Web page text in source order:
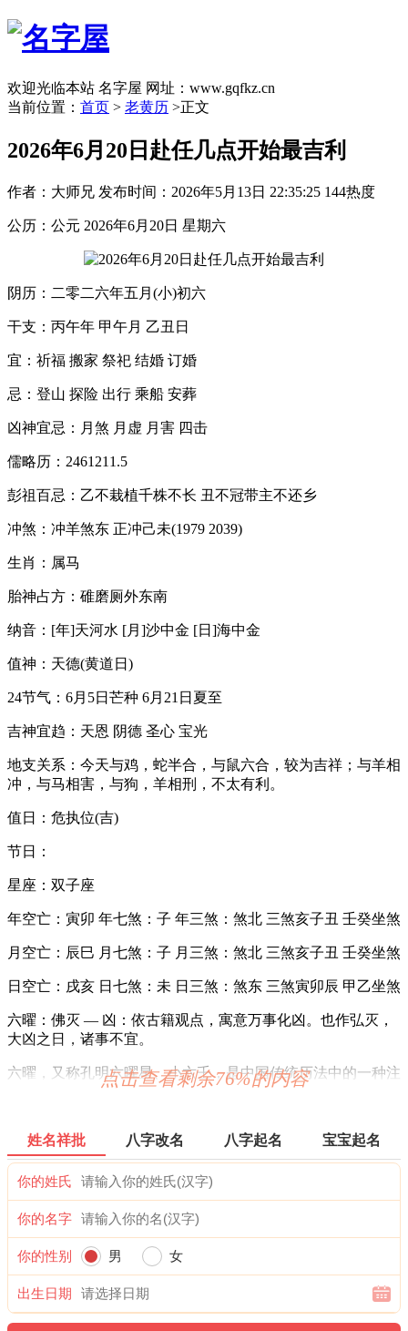
欢迎光临本站 名字屋 网址：www.gqfkz.cn
当前位置： 首页 > 老黄历 >正文
2026年6月20日赴任几点开始最吉利
作者：大师兄 发布时间：2026年5月13日 22:35:25 144热度
公历：公元 2026年6月20日 星期六
阴历：二零二六年五月(小)初六
干支：丙午年 甲午月 乙丑日
宜：祈福 搬家 祭祀 结婚 订婚
忌：登山 探险 出行 乘船 安葬
凶神宜忌：月煞 月虚 月害 四击
儒略历：2461211.5
彭祖百忌：乙不栽植千株不长 丑不冠带主不还乡
冲煞：冲羊煞东 正冲己未(1979 2039)
生肖：属马
胎神占方：碓磨厕外东南
纳音：[年]天河水 [月]沙中金 [日]海中金
值神：天德(黄道日)
24节气：6月5日芒种 6月21日夏至
吉神宜趋：天恩 阴德 圣心 宝光
地支关系：今天与鸡，蛇半合，与鼠六合，较为吉祥；与羊相
冲，与马相害，与狗，羊相刑，不太有利。
值日：危执位(吉)
节日：
星座：双子座
年空亡：寅卯 年七煞：子 年三煞：煞北 三煞亥子丑 壬癸坐煞
月空亡：辰巳 月七煞：子 月三煞：煞北 三煞亥子丑 壬癸坐煞
日空亡：戌亥 日七煞：未 日三煞：煞东 三煞寅卯辰 甲乙坐煞
六曜：佛灭 — 凶：依古籍观点，寓意万事化凶。也作弘灭，
大凶之日，诸事不宜。
六曜，又称孔明六曜星、小六壬，是中国传统历法中的一种注
文。后来传至日本，并于当地流行，而在中国影响日渐式微。
点，此日万事皆凶。此为对“危”字的误解所致，危，本
为“高”意，高则有险，故有“危险”之说。然而，“高”乃出人头
地、出类拔萃也，故为黄道之日。
诗云：
危日登高及行船，尤恐险惊多不安；修造支柱宜行细，伤着人
结婚联姻用之吉，子孙后代有余钱；安床作灶亦可用，不可动
土与开山。
点击查看剩余76%的内容
姓名祥批 八字改名 八字起名 宝宝起名
你的姓氏
你的名字
你的性别 男 女
出生日期